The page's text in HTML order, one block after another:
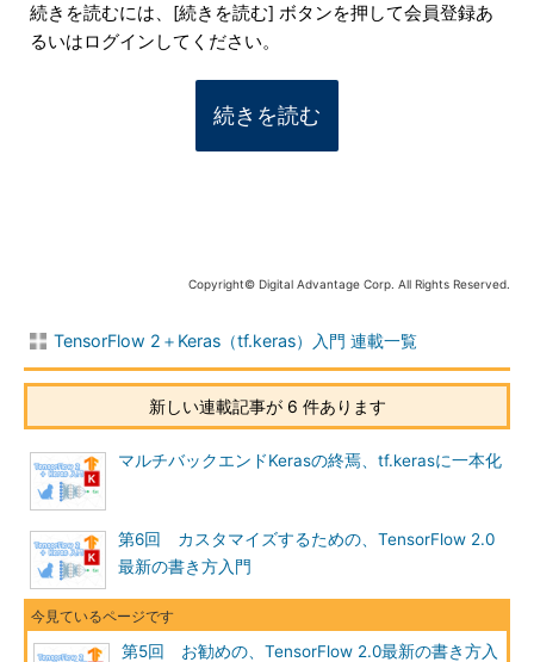
続きを読むには、[続きを読む] ボタンを押して会員登録あ
るいはログインしてください。
続きを読む
Copyright© Digital Advantage Corp. All Rights Reserved.
TensorFlow 2＋Keras（tf.keras）入門 連載一覧
新しい連載記事が 6 件あります
マルチバックエンドKerasの終焉、tf.kerasに一本化
第6回 カスタマイズするための、TensorFlow 2.0
最新の書き方入門
第5回 お勧めの、TensorFlow 2.0最新の書き方入